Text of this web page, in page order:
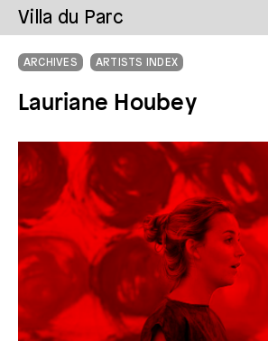
Villa du Parc
ARCHIVES ARTISTS INDEX
Lauriane Houbey